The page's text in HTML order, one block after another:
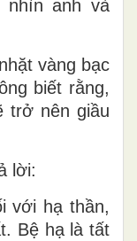
nhìn anh và
vàng bạc
biết rằng,
trở nên giầu
lời:
với hạ thần,
Bệ hạ là tất